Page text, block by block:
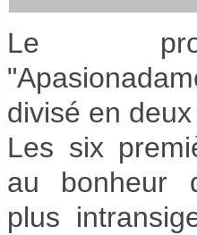
Le
divisé en
Les six
au bonheur
plus